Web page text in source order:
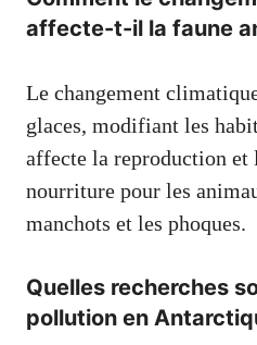
affecte-t-il la faune
Le changement
glaces, modifiant les
affecte la reproduction
nourriture pour les
manchots et les phoques.
Quelles recherches
pollution en